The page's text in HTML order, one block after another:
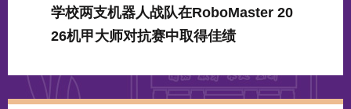
学校两支机器人战队在RoboMaster 20
26机甲大师对抗赛中取得佳绩